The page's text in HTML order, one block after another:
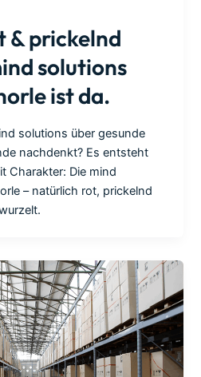
& prickelnd
solutions
ist da.
solutions über gesunde
nachdenkt? Es entsteht
Charakter: Die mind
– natürlich rot, prickelnd